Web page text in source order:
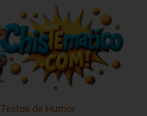
Textos de Humor